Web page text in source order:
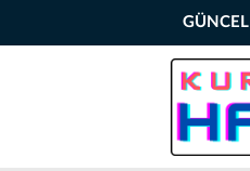
GÜNCEL